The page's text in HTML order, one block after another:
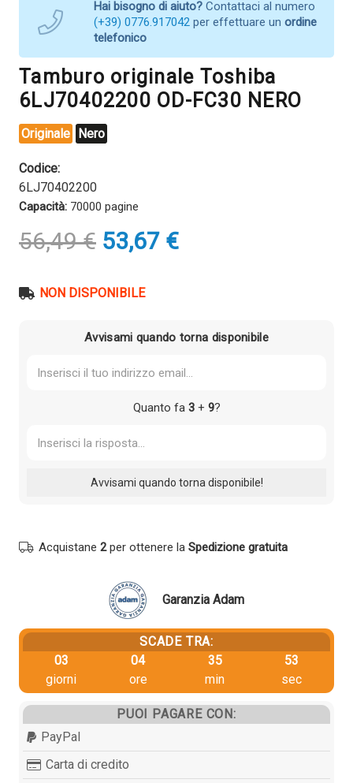
Hai bisogno di aiuto? Contattaci al numero
(+39) 0776.917042 per effettuare un ordine
telefonico
Tamburo originale Toshiba
6LJ70402200 OD-FC30 NERO
Originale Nero
Codice:
6LJ70402200
Capacità: 70000 pagine
56,49€ Il
prezzo
era:
53,67 €Il
prezzo
NON DISPONIBILE
Avvisami quando torna disponibile
Quanto fa 3+ 9?
Acquistane 2per ottenere la Spedizione gratuita
Garanzia Adam
SCADE TRA:
03
giorni
04
ore
35
min
52
sec
PUOI PAGARE CON:
PayPal
Carta di credito